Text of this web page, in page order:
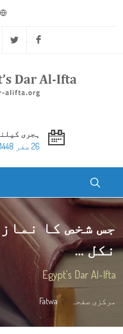
Facebook
ہجری
26 صفر 1448
جس شخص کا
نکل ...
Egypt's Dar Al-Ifta
مرکزی صفحہ Fatwa جس